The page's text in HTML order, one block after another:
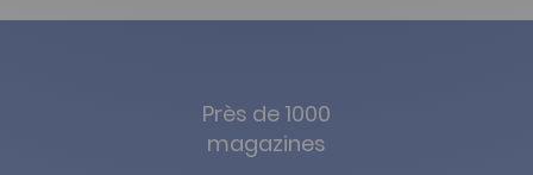
Près de 1000
magazines